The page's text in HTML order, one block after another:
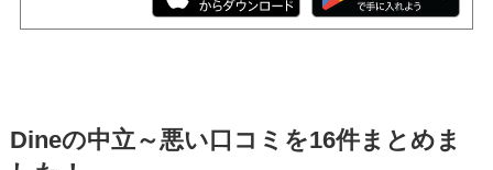
Dineの中立～悪い口コミを16件まとめま